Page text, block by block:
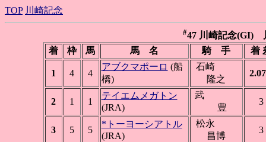
TOP 川崎記念
#47 川崎記念(GI)
着
枠 馬 馬 名 騎 手 着
1 4 4
アブクマポーロ (船
橋)
石崎
隆之
2 1 1
テイエムメガトン
(JRA)
武
豊
3
3 5 5
*トーヨーシアトル
(JRA)
松永
昌博
3